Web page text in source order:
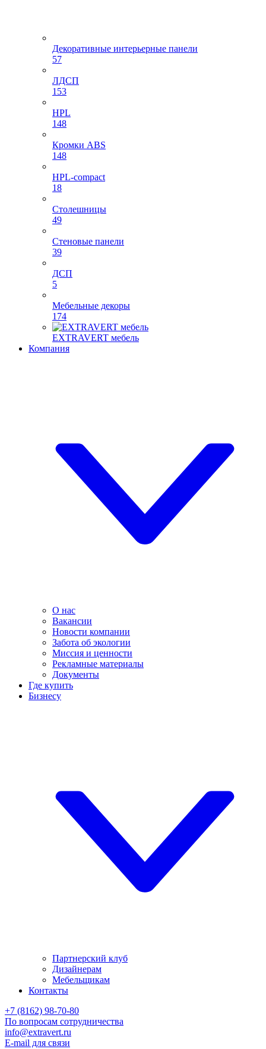
Декоративные интерьерные панели
57
ЛДСП
153
HPL
148
Кромки ABS
148
HPL-compact
18
Столешницы
49
Стеновые панели
39
ДСП
5
Мебельные декоры
174
EXTRAVERT мебель
Компания
О нас
Вакансии
Новости компании
Забота об экологии
Миссия и ценности
Рекламные материалы
Документы
Где купить
Бизнесу
Партнерский клуб
Дизайнерам
Мебельщикам
Контакты
+7 (8162) 98-70-80
По вопросам сотрудничества
info@extravert.ru
E-mail для связи